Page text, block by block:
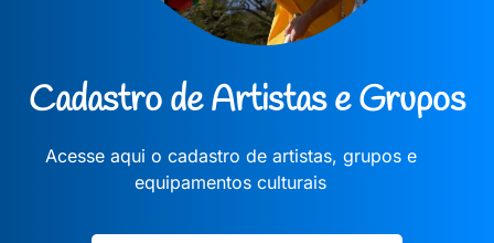
Cadastro de Artistas e Grupos
Acesse aqui o cadastro de artistas, grupos e
equipamentos culturais